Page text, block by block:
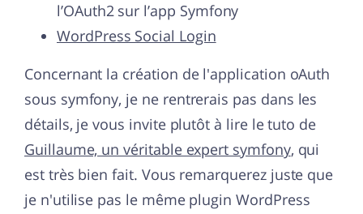
l’OAuth2 sur l’app Symfony
WordPress Social Login
Concernant la création de l'application oAuth
sous symfony, je ne rentrerais pas dans les
détails, je vous invite plutôt à lire le tuto de
Guillaume, un véritable expert symfony, qui
est très bien fait. Vous remarquerez juste que
je n'utilise pas le même plugin WordPress